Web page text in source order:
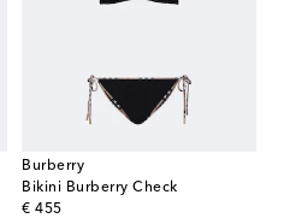
Burberry
Bikini Burberry Check
€ 455
original price